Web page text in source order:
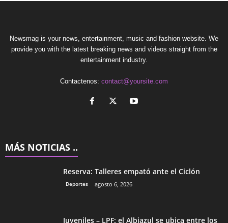
Newsmag is your news, entertainment, music and fashion website. We
provide you with the latest breaking news and videos straight from the
entertainment industry.
Contactenos: contact@yoursite.com
MÁS NOTICIAS ..
Reserva: Talleres empató ante el Ciclón
Deportes agosto 6, 2026
Juveniles – LPF: el Albiazul se ubica entre los